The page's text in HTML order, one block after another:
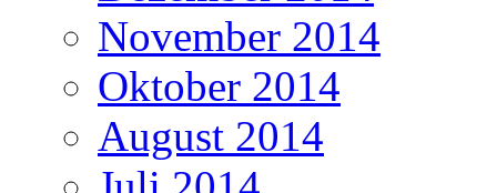
November 2014
Oktober 2014
August 2014